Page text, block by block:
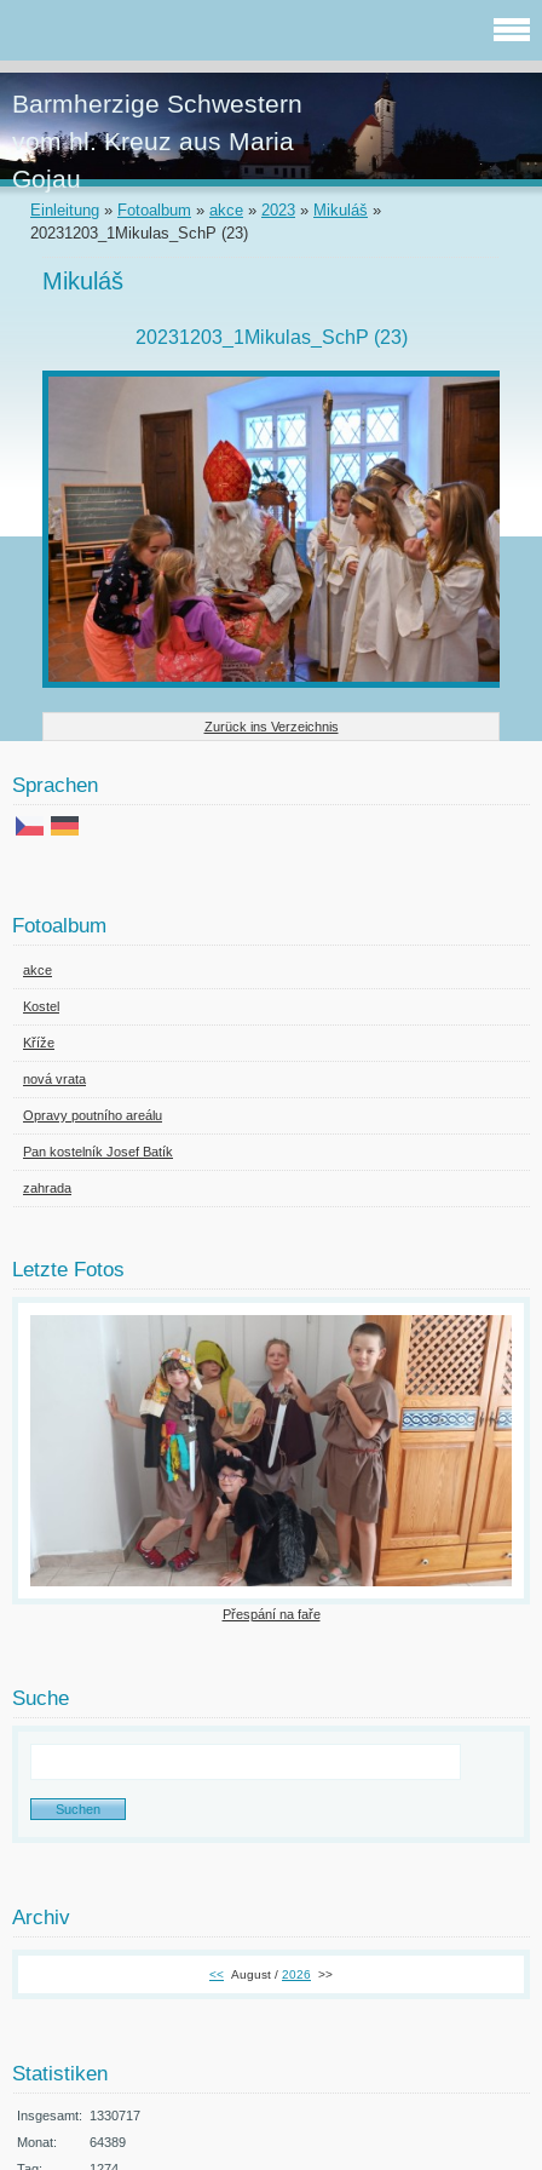
Barmherzige Schwestern
vom hl. Kreuz aus Maria
Gojau
Einleitung » Fotoalbum » akce » 2023 » Mikuláš »
20231203_1Mikulas_SchP (23)
Mikuláš
20231203_1Mikulas_SchP (23)
Zurück ins Verzeichnis
Sprachen
Fotoalbum
akce
Kostel
Kříže
nová vrata
Opravy poutního areálu
Pan kostelník Josef Batík
zahrada
Letzte Fotos
Přespání na faře
Suche
Archiv
<< August / 2026 >>
Statistiken
Insgesamt:
1330717
Monat:
64389